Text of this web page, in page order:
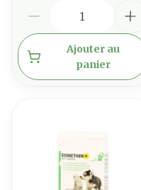
Ajouter au
panier